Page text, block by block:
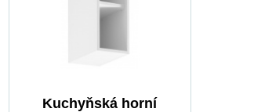
Kuchyňská horní